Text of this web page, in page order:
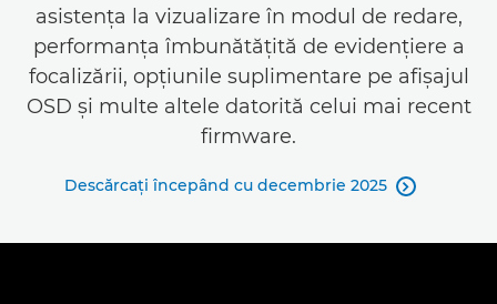
asistenţa la vizualizare în modul de redare,
performanţa îmbunătăţită de evidenţiere a
focalizării, opţiunile suplimentare pe afişajul
OSD şi multe altele datorită celui mai recent
firmware.
Descărcaţi începând cu decembrie 2025 